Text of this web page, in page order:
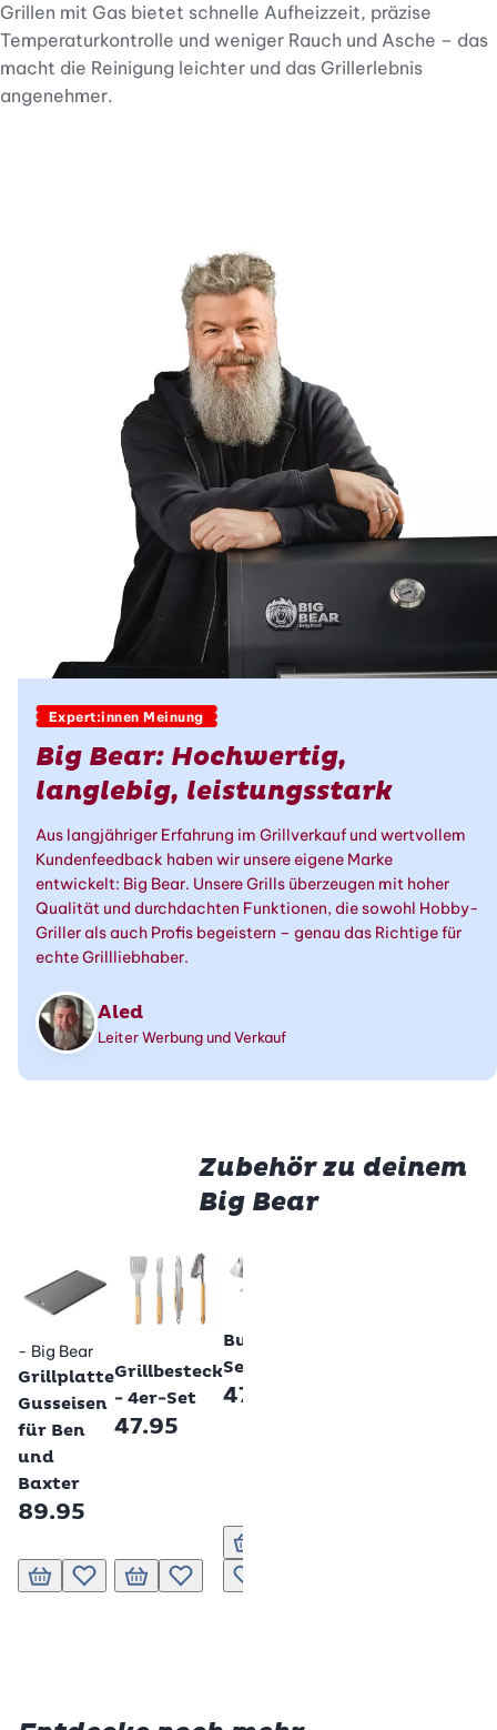
Grillen mit Gas bietet schnelle Aufheizzeit, präzise
Temperaturkontrolle und weniger Rauch und Asche – das
macht die Reinigung leichter und das Grillerlebnis
angenehmer.
Expert:innen Meinung
Big Bear: Hochwertig,
langlebig, leistungsstark
Aus langjähriger Erfahrung im Grillverkauf und wertvollem
Kundenfeedback haben wir unsere eigene Marke
entwickelt: Big Bear. Unsere Grills überzeugen mit hoher
Qualität und durchdachten Funktionen, die sowohl Hobby-
Griller als auch Profis begeistern – genau das Richtige für
echte Grillliebhaber.
Aled
Leiter Werbung und Verkauf
Zubehör zu deinem
Big Bear
Betty Bossi
- Big Bear
Grillplatte
Gusseisen
für Ben
und
Baxter
89.95
In den Warenkorb
Zur Wunschliste hinzufügen
Grillbesteck
- 4er-Set
47.95
In den Warenkorb
Zur Wunschliste hinzufügen
Burger-
Set
47.95